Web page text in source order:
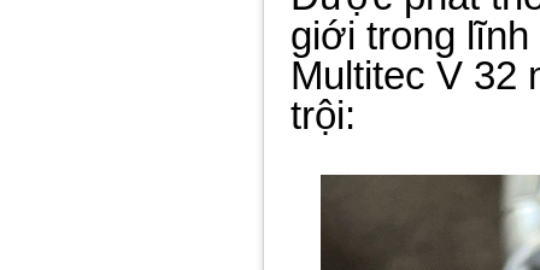
giới trong
Multitec V 32
trội: